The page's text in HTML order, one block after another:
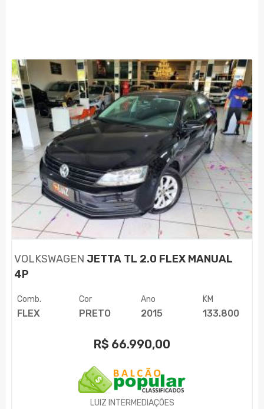
VOLKSWAGEN JETTA TL 2.0 FLEX MANUAL
4P
Comb.
FLEX
Cor
PRETO
Ano
2015
KM
133.800
R$ 66.990,00
LUIZ INTERMEDIAÇÕES